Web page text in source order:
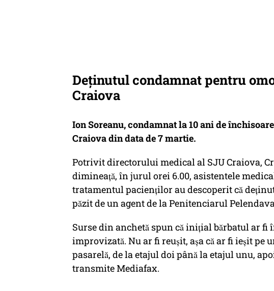
Deținutul condamnat pentru
Craiova
Ion Soreanu, condamnat la 10 ani de
Craiova din data de 7 martie.
Potrivit directorului medical al SJU Craiova,
dimineață, în jurul orei 6.00, asistentele
tratamentul pacienților au descoperit că
păzit de un agent de la Penitenciarul
Surse din anchetă spun că inițial bărbatul ar fi
improvizată. Nu ar fi reușit, așa că ar fi ieșit pe
pasarelă, de la etajul doi până la etajul unu,
transmite Mediafax.